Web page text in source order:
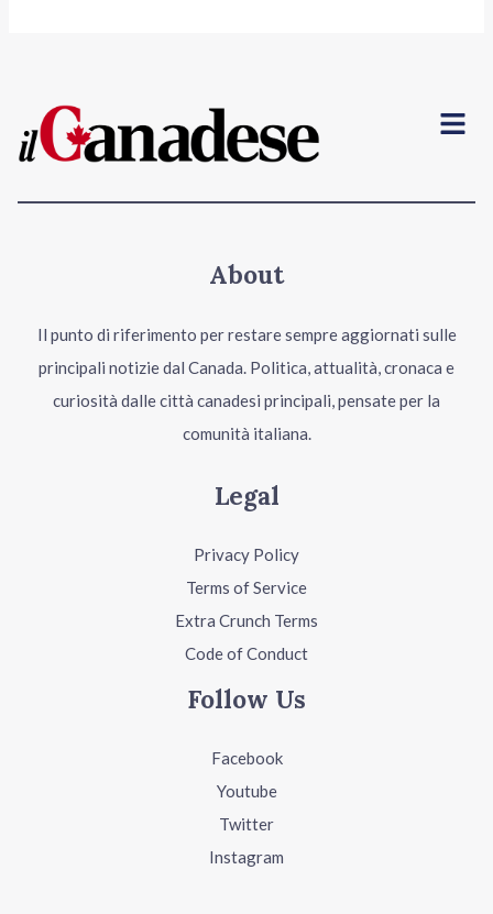
Menu
About
Il punto di riferimento per restare sempre aggiornati sulle
principali notizie dal Canada. Politica, attualità, cronaca e
curiosità dalle città canadesi principali, pensate per la
comunità italiana.
Legal
Privacy Policy
Terms of Service
Extra Crunch Terms
Code of Conduct
Follow Us
Facebook
Youtube
Twitter
Instagram